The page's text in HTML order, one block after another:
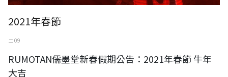
2021年春節
二 09
RUMOTAN儒墨堂新春假期公告：2021年春節 牛年
大吉